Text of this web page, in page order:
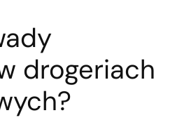
drogeriach